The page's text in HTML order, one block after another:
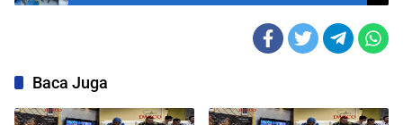
Baca Juga